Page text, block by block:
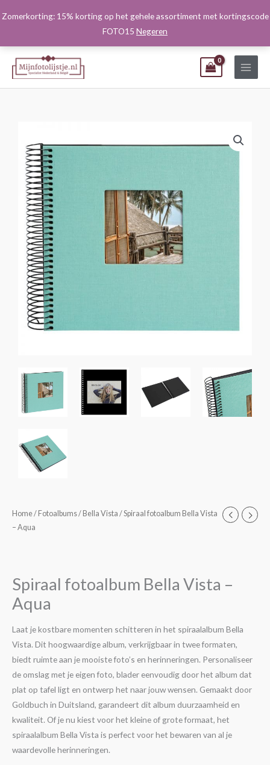
Zomerkorting: 15% korting op het gehele assortiment met kortingscode
FOTO15 Negeren
naar
Home/ Fotoalbums/ Bella Vista / Spiraal fotoalbum Bella Vista
– Aqua
Spiraal fotoalbum Bella Vista –
Aqua
Laat je kostbare momenten schitteren in het spiraalalbum Bella
Vista. Dit hoogwaardige album, verkrijgbaar in twee formaten,
biedt ruimte aan je mooiste foto’s en herinneringen. Personaliseer
de omslag met je eigen foto, blader eenvoudig door het album dat
plat op tafel ligt en ontwerp het naar jouw wensen. Gemaakt door
Goldbuch in Duitsland, garandeert dit album duurzaamheid en
kwaliteit. Of je nu kiest voor het kleine of grote formaat, het
spiraalalbum Bella Vista is perfect voor het bewaren van al je
waardevolle herinneringen.
Prijsklasse:
€21,95
Spiraal
fotoalbum
Aqua
aantal